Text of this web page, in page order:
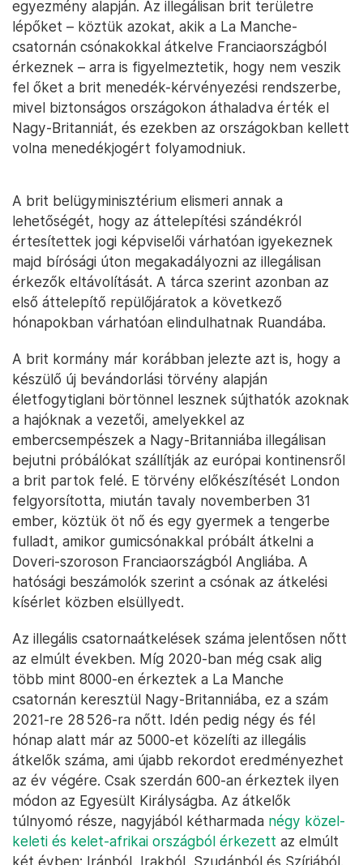
egyezmény alapján. Az illegálisan brit területre
lépőket – köztük azokat, akik a La Manche-
csatornán csónakokkal átkelve Franciaországból
érkeznek – arra is figyelmeztetik, hogy nem veszik
fel őket a brit menedék-kérvényezési rendszerbe,
mivel biztonságos országokon áthaladva érték el
Nagy-Britanniát, és ezekben az országokban kellett
volna menedékjogért folyamodniuk.
A brit belügyminisztérium elismeri annak a
lehetőségét, hogy az áttelepítési szándékról
értesítettek jogi képviselői várhatóan igyekeznek
majd bírósági úton megakadályozni az illegálisan
érkezők eltávolítását. A tárca szerint azonban az
első áttelepítő repülőjáratok a következő
hónapokban várhatóan elindulhatnak Ruandába.
A brit kormány már korábban jelezte azt is, hogy a
készülő új bevándorlási törvény alapján
életfogytiglani börtönnel lesznek sújthatók azoknak
a hajóknak a vezetői, amelyekkel az
embercsempészek a Nagy-Britanniába illegálisan
bejutni próbálókat szállítják az európai kontinensről
a brit partok felé. E törvény előkészítését London
felgyorsította, miután tavaly novemberben 31
ember, köztük öt nő és egy gyermek a tengerbe
fulladt, amikor gumicsónakkal próbált átkelni a
Doveri-szoroson Franciaországból Angliába. A
hatósági beszámolók szerint a csónak az átkelési
kísérlet közben elsüllyedt.
Az illegális csatornaátkelések száma jelentősen nőtt
az elmúlt években. Míg 2020-ban még csak alig
több mint 8000-en érkeztek a La Manche
csatornán keresztül Nagy-Britanniába, ez a szám
2021-re 28 526-ra nőtt. Idén pedig négy és fél
hónap alatt már az 5000-et közelíti az illegális
átkelők száma, ami újabb rekordot eredményezhet
az év végére. Csak szerdán 600-an érkeztek ilyen
módon az Egyesült Királyságba. Az átkelők
túlnyomó része, nagyjából kétharmada négy közel-
keleti és kelet-afrikai országból érkezett az elmúlt
két évben: Iránból, Irakból, Szudánból és Szíriából.